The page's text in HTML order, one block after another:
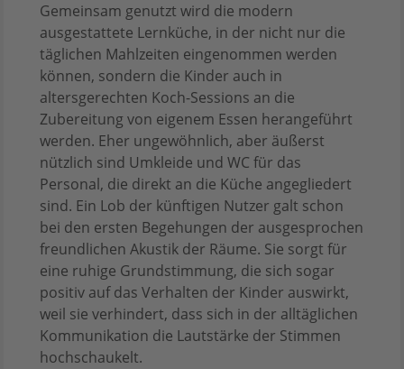
Gemeinsam genutzt wird die modern
ausgestattete Lernküche, in der nicht nur die
täglichen Mahlzeiten eingenommen werden
können, sondern die Kinder auch in
altersgerechten Koch-Sessions an die
Zubereitung von eigenem Essen herangeführt
werden. Eher ungewöhnlich, aber äußerst
nützlich sind Umkleide und WC für das
Personal, die direkt an die Küche angegliedert
sind. Ein Lob der künftigen Nutzer galt schon
bei den ersten Begehungen der ausgesprochen
freundlichen Akustik der Räume. Sie sorgt für
eine ruhige Grundstimmung, die sich sogar
positiv auf das Verhalten der Kinder auswirkt,
weil sie verhindert, dass sich in der alltäglichen
Kommunikation die Lautstärke der Stimmen
hochschaukelt.